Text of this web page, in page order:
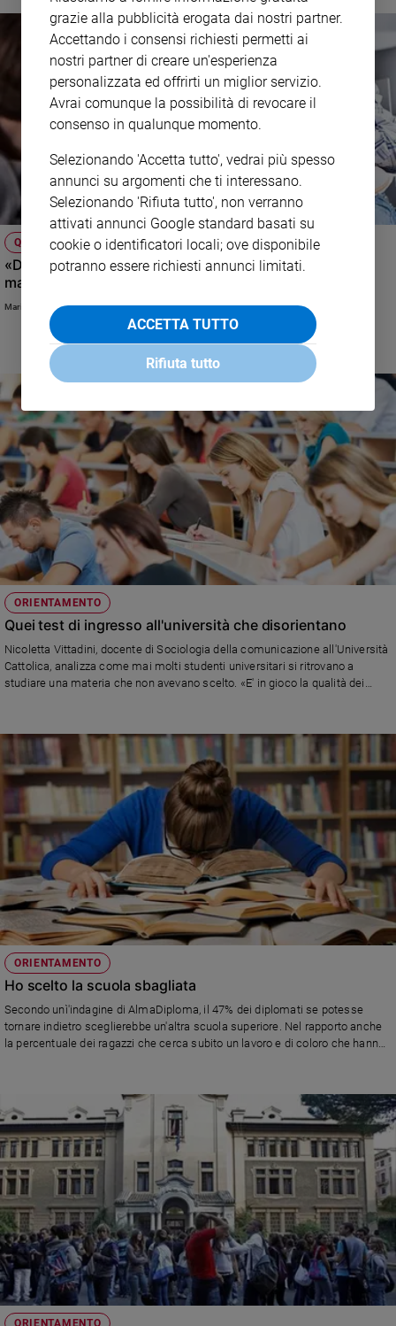
QUELLE SCUOLE "MIGLIORI"
«Dicevano a mio figlio di fare un istituto tecnico. L'ho
mandato al liceo, l'hanno bocciato...»
Maria Gallelli
ORIENTAMENTO
Quei test di ingresso all'università che disorientano
Nicoletta Vittadini, docente di Sociologia della comunicazione all'Università
Cattolica, analizza come mai molti studenti universitari si ritrovano a
studiare una materia che non avevano scelto. «E' in gioco la qualità dei
ORIENTAMENTO
Ho scelto la scuola sbagliata
Secondo unì'indagine di AlmaDiploma, il 47% dei diplomati se potesse
tornare indietro sceglierebbe un'altra scuola superiore. Nel rapporto anche
la percentuale dei ragazzi che cerca subito un lavoro e di coloro che hanno
ORIENTAMENTO
grazie alla pubblicità erogata dai nostri partner.
Accettando i consensi richiesti permetti ai
nostri partner di creare un'esperienza
personalizzata ed offrirti un miglior servizio.
Avrai comunque la possibilità di revocare il
consenso in qualunque momento.
Selezionando 'Accetta tutto', vedrai più spesso
annunci su argomenti che ti interessano.
Selezionando 'Rifiuta tutto', non verranno
attivati annunci Google standard basati su
cookie o identificatori locali; ove disponibile
potranno essere richiesti annunci limitati.
ACCETTA TUTTO
Rifiuta tutto